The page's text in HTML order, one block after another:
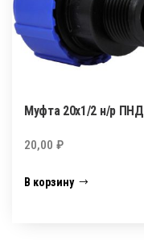
Муфта 20х1/2 н/р ПНД
20,00 ₽
В корзину